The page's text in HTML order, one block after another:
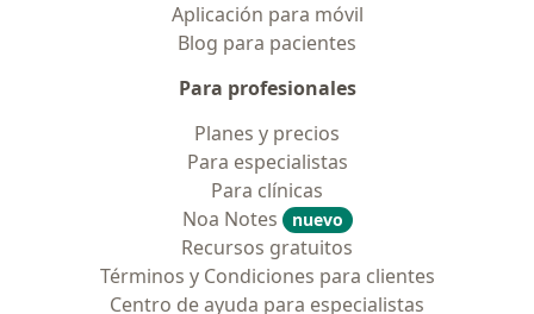
Aplicación para móvil
Blog para pacientes
Para profesionales
Planes y precios
Para especialistas
Para clínicas
Noa Notes
nuevo
Recursos gratuitos
Términos y Condiciones para clientes
Centro de ayuda para especialistas